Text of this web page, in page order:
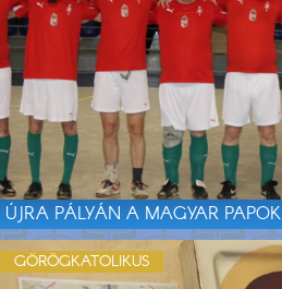
ÚJRA PÁLYÁN A MAGYAR PAPOK
GÖRÖGKATOLIKUS